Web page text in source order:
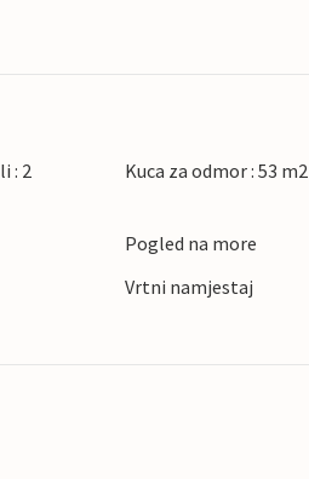
: 2
Kuca za odmor : 53 m2
Pogled na more
Vrtni namjestaj